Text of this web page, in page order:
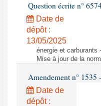
Question écrite n°
Date de
dépôt :
13/05/2025
énergie et carburants
Mise à jour de la
Amendement n°
Date de
dépôt :